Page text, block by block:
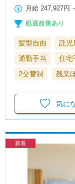
月給 247,927円
処遇改善あり
髪型自由 託児
通勤手当
住宅
2交替制
残業
気に
新着